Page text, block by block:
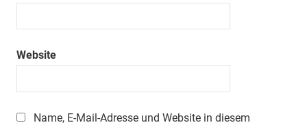
Website
Name, E-Mail-Adresse und Website in diesem